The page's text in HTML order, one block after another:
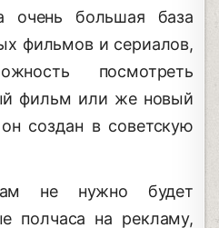
очень большая база
фильмов и сериалов,
посмотреть
фильм или же новый
создан в советскую
не нужно будет
полчаса на рекламу,